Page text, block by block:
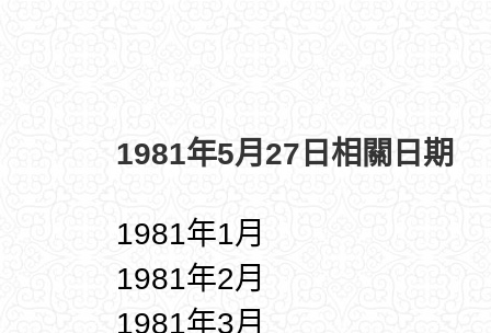
1981年5月27日相關日期
1981年1月
1981年2月
1981年3月